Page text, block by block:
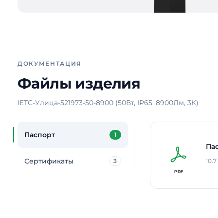
ДОКУМЕНТАЦИЯ
Файлы изделия
IETC-Улица-521973-50-8900 (50Вт, IP65, 8900Лм, 3К)
Паспорт 1
Сертификаты 3